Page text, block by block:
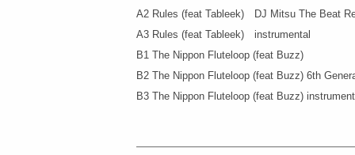
A2 Rules (feat Tableek) DJ Mitsu The Beat
A3 Rules (feat Tableek) instrumental
B1 The Nippon Fluteloop (feat Buzz)
B2 The Nippon Fluteloop (feat Buzz) 6th
B3 The Nippon Fluteloop (feat Buzz)